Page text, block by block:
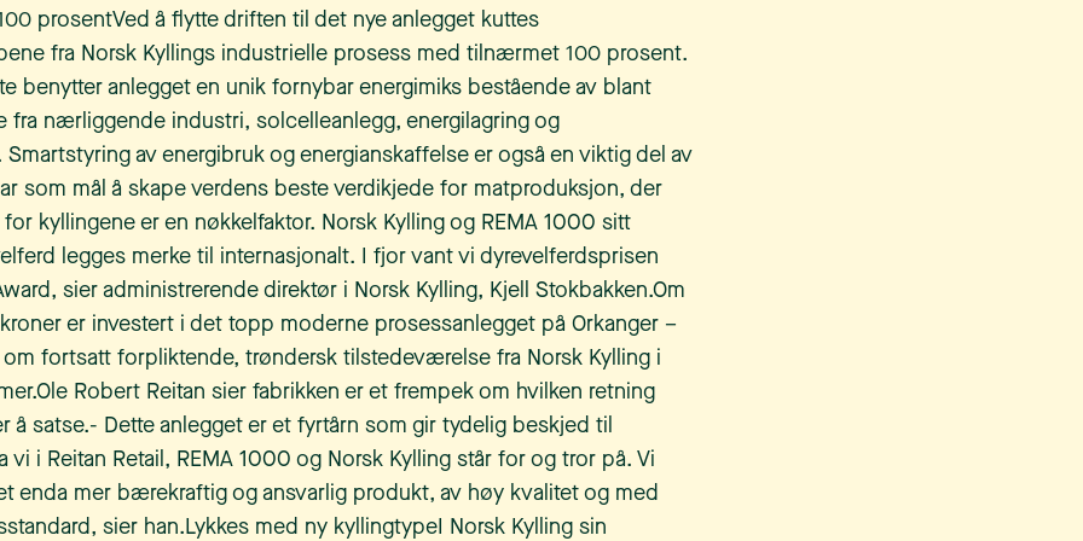
prosentVed å flytte driften til det nye anlegget kuttes
fra Norsk Kyllings industrielle prosess med tilnærmet 100 prosent.
benytter anlegget en unik fornybar energimiks bestående av blant
fra nærliggende industri, solcelleanlegg, energilagring og
av energibruk og energianskaffelse er også en viktig del av
som mål å skape verdens beste verdikjede for matproduksjon, der
kyllingene er en nøkkelfaktor. Norsk Kylling og REMA 1000 sitt
legges merke til internasjonalt. I fjor vant vi dyrevelferdsprisen
sier administrerende direktør i Norsk Kylling, Kjell Stokbakken.Om
er investert i det topp moderne prosessanlegget på Orkanger –
fortsatt forpliktende, trøndersk tilstedeværelse fra Norsk Kylling i
Robert Reitan sier fabrikken er et frempek om hvilken retning
å satse.- Dette anlegget er et fyrtårn som gir tydelig beskjed til
vi i Reitan Retail, REMA 1000 og Norsk Kylling står for og tror på. Vi
enda mer bærekraftig og ansvarlig produkt, av høy kvalitet og med
sier han.Lykkes med ny kyllingtypeI Norsk Kylling sin